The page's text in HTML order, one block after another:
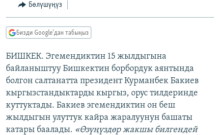
БҮГҮН АЗАТТЫКТА
ДАНИСТЕ
АЗАТТЫК+
ЫҢГАЙСЫЗ СУРООЛОР
ПОДКАСТ
ОНЛАЙН ШЕРИНЕ
Бөлүшүңүз
Бизди Google'дан табыңыз
БИШКЕК. Эгемендиктин 15 жылдыгына
байланыштуу Бишкектин борбордук аянтында
болгон салтанатта президент Курманбек Бакиев
кыргызстандыктарды кыргыз, орус тилдеринде
куттуктады. Бакиев эгемендиктин он беш
жылдыгын улуттук кайра жаралуунун башаты
катары баалады. «Өзүңүздөр жакшы билгендей